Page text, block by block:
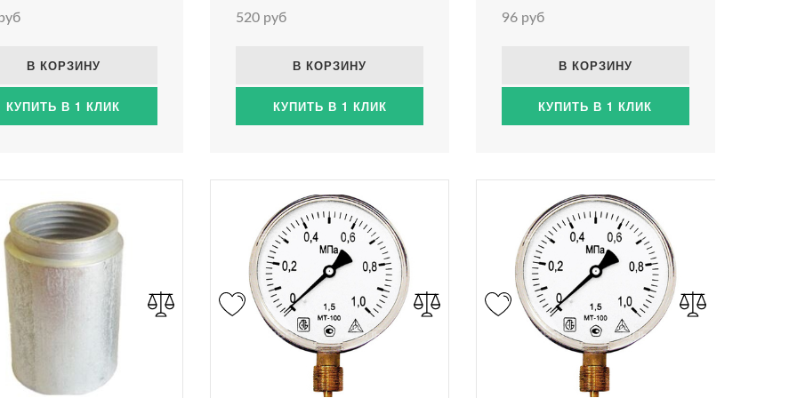
В КОРЗИНУ
КУПИТЬ В 1 КЛИК
520 руб
В КОРЗИНУ
КУПИТЬ В 1 КЛИК
96 руб
В КОРЗИНУ
КУПИТЬ В 1 КЛИК